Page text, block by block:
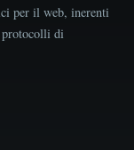
per il web, inerenti
di